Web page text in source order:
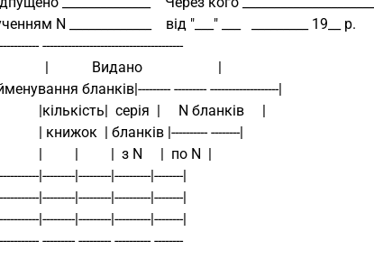
N _____________    від "___" ___   _________ 19__ р.
---------------------------------------
|            Видано                     |
бланків|--------- --------- -------------------|
|кількість|  серія  |     N бланків     |
| книжок  | бланків |---------- --------|
|         |         |  з N     |  по N  |
|---------|---------|----------|--------|
|---------|---------|----------|--------|
|---------|---------|----------|--------|
--------- --------- ---------- --------